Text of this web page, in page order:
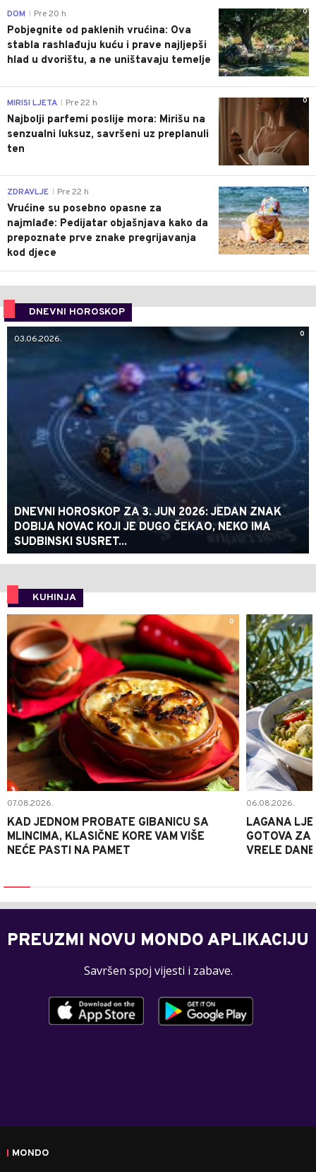
0
DOM Pre 20 h
Pobjegnite od paklenih vrućina: Ova
stabla rashlađuju kuću i prave najljepši
hlad u dvorištu, a ne uništavaju temelje
0
MIRISI LJETA Pre 22 h
Najbolji parfemi poslije mora: Mirišu na
senzualni luksuz, savršeni uz preplanuli
ten
0
ZDRAVLJE Pre 22 h
Vrućine su posebno opasne za
najmlađe: Pedijatar objašnjava kako da
prepoznate prve znake pregrijavanja
kod djece
DNEVNI HOROSKOP
0
03.06.2026.
DNEVNI HOROSKOP ZA 3. JUN 2026: JEDAN ZNAK
DOBIJA NOVAC KOJI JE DUGO ČEKAO, NEKO IMA
SUDBINSKI SUSRET...
KUHINJA
0
07.08.2026.
KAD JEDNOM PROBATE GIBANICU SA
MLINCIMA, KLASIČNE KORE VAM VIŠE
NEĆE PASTI NA PAMET
06.08.2026.
LAGANA
GOTOVA ZA
VRELE DANE
PREUZMI NOVU MONDO APLIKACIJU
Savršen spoj vijesti i zabave.
MONDO